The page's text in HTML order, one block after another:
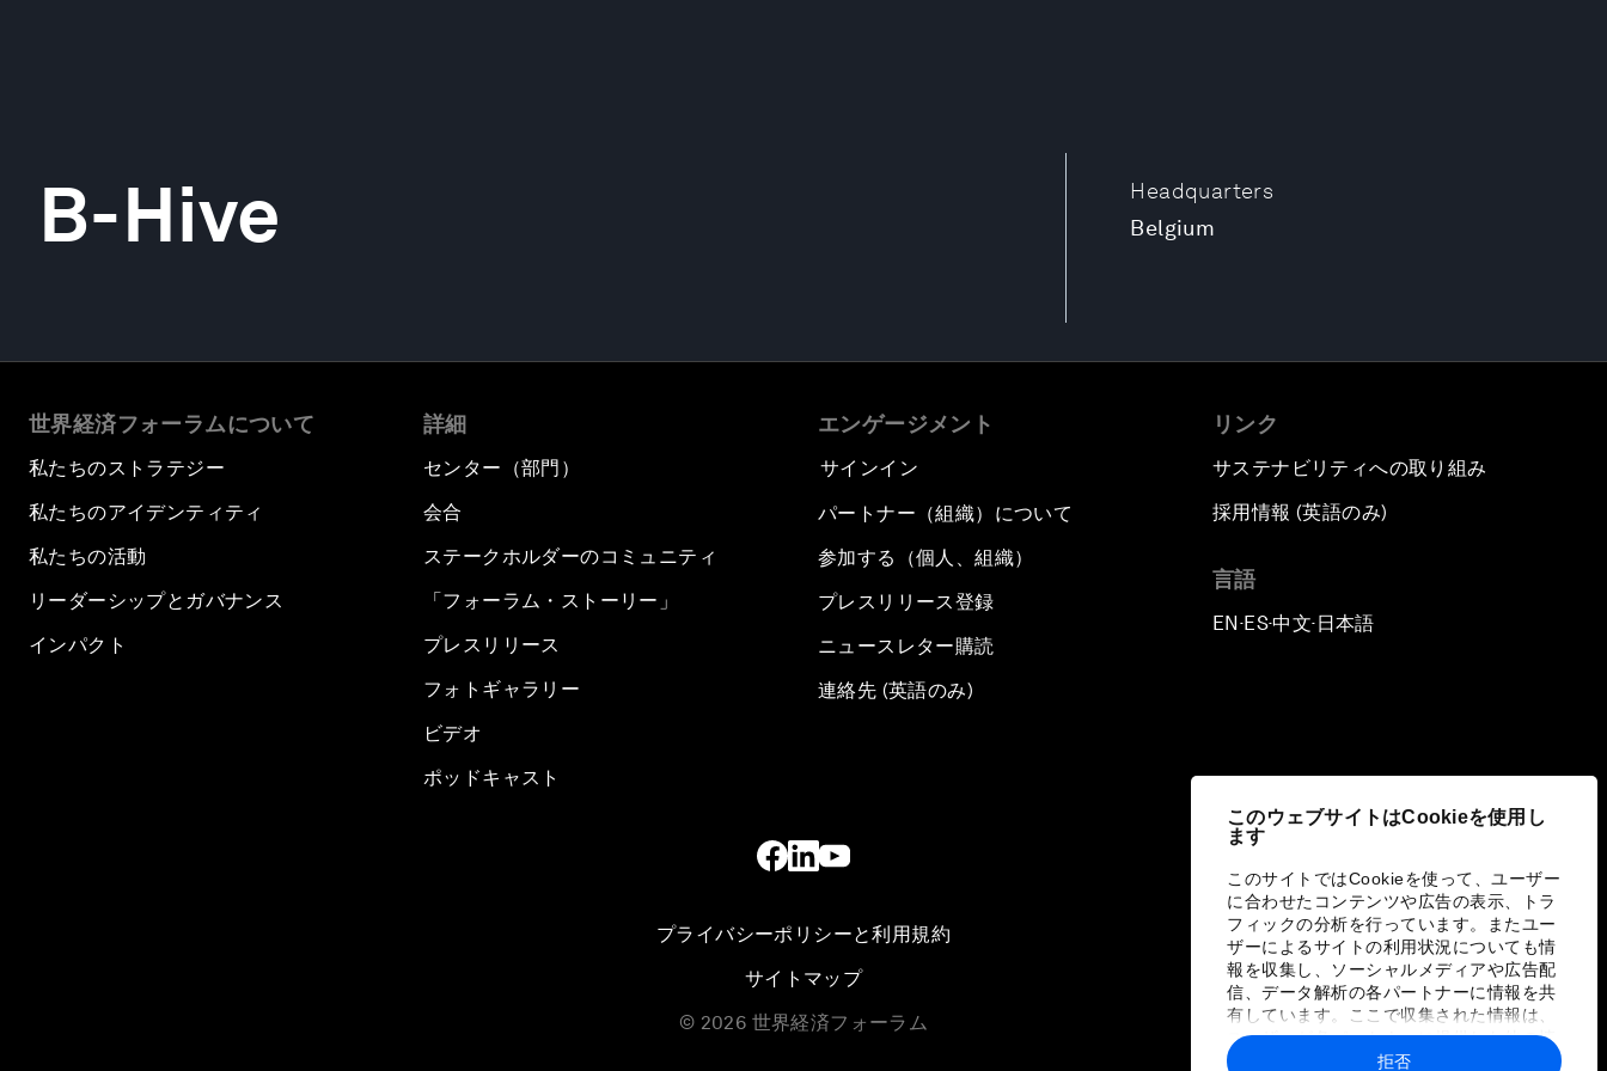
このウェブサイトはCookieを使用し
ます
このサイトではCookieを使って、ユーザー
に合わせたコンテンツや広告の表示、トラ
フィックの分析を行っています。またユー
ザーによるサイトの利用状況についても情
報を収集し、ソーシャルメディアや広告配
信、データ解析の各パートナーに情報を共
有しています。ここで収集された情報は、
ユーザーが各パートナーに提供した他の情
報や各パートナーのサービスを使用した際
拒否
Headquarters
Belgium
B-Hive
世界経済フォーラムについて
私たちのストラテジー
私たちのアイデンティティ
私たちの活動
リーダーシップとガバナンス
インパクト
詳細
センター（部門）
会合
ステークホルダーのコミュニティ
「フォーラム・ストーリー」
プレスリリース
フォトギャラリー
ビデオ
ポッドキャスト
エンゲージメント
サインイン
パートナー（組織）について
参加する（個人、組織）
プレスリリース登録
ニュースレター購読
連絡先 (英語のみ)
リンク
サステナビリティへの取り組み
採用情報 (英語のみ)
言語
EN ▪ES▪中文▪ 日本語
プライバシーポリシーと利用規約
サイトマップ
© 2026 世界経済フォーラム